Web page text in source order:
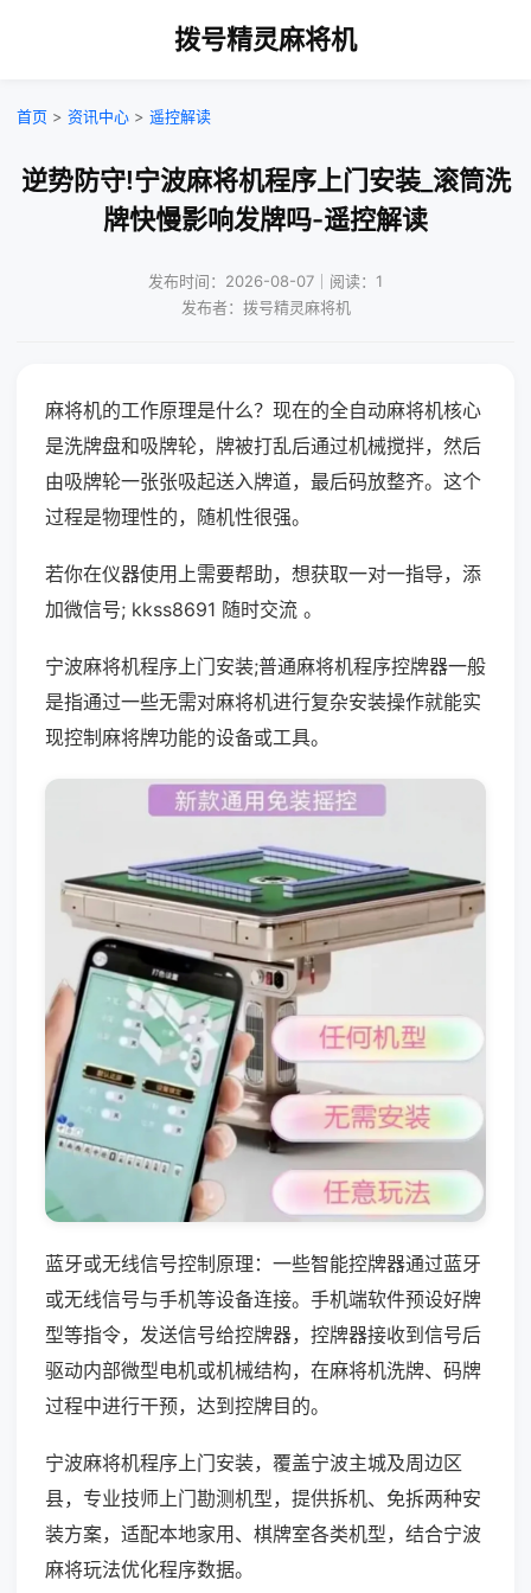
拨号精灵麻将机
首页 > 资讯中心 > 遥控解读
逆势防守!宁波麻将机程序上门安装_滚筒洗
牌快慢影响发牌吗-遥控解读
发布时间：2026-08-07｜阅读：1
发布者：拨号精灵麻将机
麻将机的工作原理是什么？现在的全自动麻将机核心
是洗牌盘和吸牌轮，牌被打乱后通过机械搅拌，然后
由吸牌轮一张张吸起送入牌道，最后码放整齐。这个
过程是物理性的，随机性很强。
若你在仪器使用上需要帮助，想获取一对一指导，添
加微信号; kkss8691 随时交流 。
宁波麻将机程序上门安装;普通麻将机程序控牌器一般
是指通过一些无需对麻将机进行复杂安装操作就能实
现控制麻将牌功能的设备或工具。
蓝牙或无线信号控制原理：一些智能控牌器通过蓝牙
或无线信号与手机等设备连接。手机端软件预设好牌
型等指令，发送信号给控牌器，控牌器接收到信号后
驱动内部微型电机或机械结构，在麻将机洗牌、码牌
过程中进行干预，达到控牌目的。
宁波麻将机程序上门安装，覆盖宁波主城及周边区
县，专业技师上门勘测机型，提供拆机、免拆两种安
装方案，适配本地家用、棋牌室各类机型，结合宁波
麻将玩法优化程序数据。